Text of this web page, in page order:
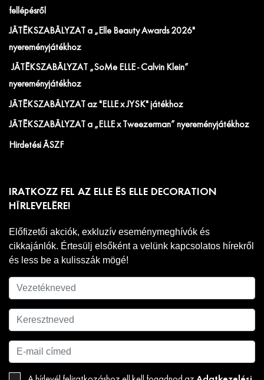
fellépésről
JÁTÉKSZABÁLYZAT a „Elle Beauty Awards 2026"
nyereményjátékhoz
JÁTÉKSZABÁLYZAT „SoMe ELLE - Calvin Klein”
nyereményjátékhoz
JÁTÉKSZABÁLYZAT az "ELLE x JYSK" játékhoz
JÁTÉKSZABÁLYZAT a „ELLE x Tweezerman” nyereményjátékhoz
Hirdetési ÁSZF
IRATKOZZ FEL AZ ELLE ÉS ELLE DECORATION
HÍRLEVELÉRE!
Előfizetői akciók, exkluzív eseménymeghívók és
cikkajánlók. Értesülj elsőként a velünk kapcsolatos hírekről
és less be a kulisszák mögé!